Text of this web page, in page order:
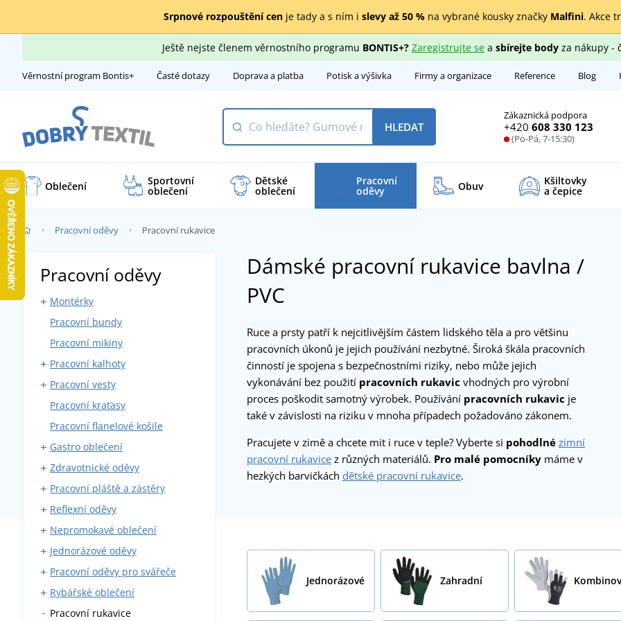
Srpnové rozpouštění cenje tady a s ním i slevy až 50 %na vybrané kousky značky Malfini. Akce
Ještě nejste členem věrnostního programu BONTIS+? Zaregistrujte sea sbírejte bodyza nákupy -
Věrnostní program Bontis+ Časté dotazy Doprava a platba Potisk a výšivka Firmy a organizace Reference Blog
Zákaznická podpora
+420 608 330 123
(Po-Pá, 7-15:30)
HLEDAT
Oblečení Sportovní
oblečení
Dětské
oblečení
Pracovní
oděvy Obuv Kšiltovky
a čepice
Pracovní oděvy Pracovní rukavice
Dámské pracovní rukavice bavlna /
PVC
Ruce a prsty patří k nejcitlivějším částem lidského těla a pro většinu
pracovních úkonů je jejich používání nezbytné. Široká škála pracovních
činností je spojena s bezpečnostními riziky, nebo může jejich
vykonávání bez použití pracovních rukavic vhodných pro výrobní
proces poškodit samotný výrobek. Používání pracovních rukavic je
také v závislosti na riziku v mnoha případech požadováno zákonem.
Pracujete v zimě a chcete mit i ruce v teple? Vyberte si pohodlné zimní
pracovní rukavice z různých materiálů. Pro malé pomocníky máme v
hezkých barvičkách dětské pracovní rukavice.
Jednorázové Zahradní
Pracovní oděvy
Montérky
Montérky s laclem
Montérky do pasu
Blůzy
Montérkové komplety
Pracovní kombinézy
Zateplené montérky
Pracovní bundy
Pracovní mikiny
Pracovní kalhoty
Kalhoty do pasu
Kalhoty s laclem
Pracovní vesty
S kapsami
Zateplené
Pracovní kraťasy
Pracovní flanelové košile
Gastro oblečení
Pracovní kalhoty
Zástěry
Pláště
Košile a haleny
Kuchařské rondony
Kuchařské čepice
Vesty a mikiny
Kravaty
Zdravotnické oděvy
Zdravotnické haleny a košile
Zdravotnické pláště
Zdravotnické kalhoty
Zdravotnické vesty a mikiny
Pracovní pláště a zástěry
Kovářské zástěry
Svářečské zástěry
Reflexní oděvy
Reflexní vesty
Reflexní bundy
Reflexní trička
Reflexní mikiny
Reflexní kalhoty
Nepromokavé oblečení
Pláštěnky
Nepromokavé kombinézy
Nepromokavé blůzy
Nepromokavé kalhoty
Jednorázové oděvy
Jednorázové čepice
Jednorázové kombinézy
Roušky
Pracovní oděvy pro svářeče
Svářečské rukavice
Svářečské blůzy
Rybářské oblečení
Rybářské holínky
Pracovní rukavice